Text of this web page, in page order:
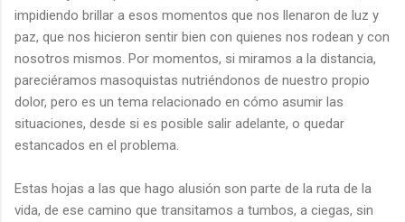
impidiendo brillar a esos momentos que nos llenaron de luz y
paz, que nos hicieron sentir bien con quienes nos rodean y con
nosotros mismos. Por momentos, si miramos a la distancia,
pareciéramos masoquistas nutriéndonos de nuestro propio
dolor, pero es un tema relacionado en cómo asumir las
situaciones, desde si es posible salir adelante, o quedar
estancados en el problema.
Estas hojas a las que hago alusión son parte de la ruta de la
vida, de ese camino que transitamos a tumbos, a ciegas, sin